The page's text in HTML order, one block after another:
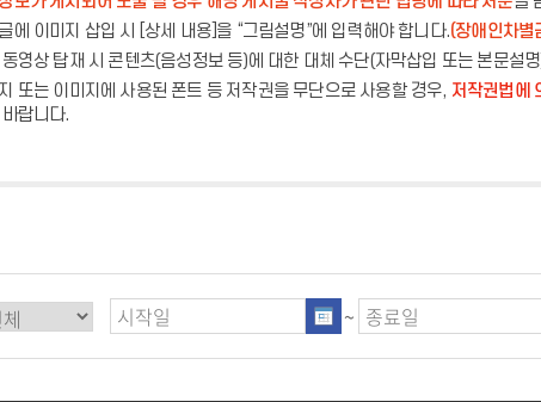
에 이미지 삽입 시 [상세 내용]을 “그림설명”에 입력해야 합니다.(장애인차별
영상 탑재 시 콘텐츠(음성정보 등)에 대한 대체 수단(자막삽입 또는 본문설
또는 이미지에 사용된 폰트 등 저작권을 무단으로 사용할 경우, 저작권법에
랍니다.
~